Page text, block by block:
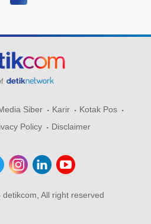
Siber Karir
Kotak Pos
Policy Disclaimer
All right reserved